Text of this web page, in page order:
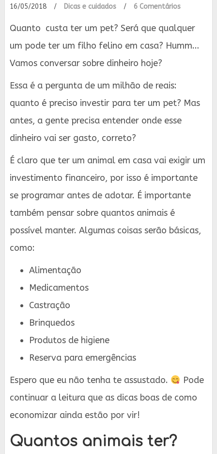
16/05/2018 / Dicas e cuidados / 6 Comentários
Quanto custa ter um pet? Será que qualquer
um pode ter um filho felino em casa? Humm…
Vamos conversar sobre dinheiro hoje?
Essa é a pergunta de um milhão de reais:
quanto é preciso investir para ter um pet? Mas
antes, a gente precisa entender onde esse
dinheiro vai ser gasto, correto?
É claro que ter um animal em casa vai exigir um
investimento financeiro, por isso é importante
se programar antes de adotar. É importante
também pensar sobre quantos animais é
possível manter. Algumas coisas serão básicas,
como:
Alimentação
Medicamentos
Castração
Brinquedos
Produtos de higiene
Reserva para emergências
Espero que eu não tenha te assustado.
Pode
continuar a leitura que as dicas boas de como
economizar ainda estão por vir!
Quantos animais ter?